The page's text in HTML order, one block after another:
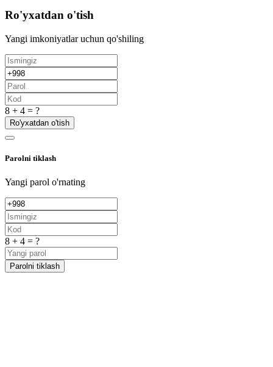
Ro'yxatdan o'tish
Yangi imkoniyatlar uchun qo'shiling
8 + 4 = ?
Ro'yxatdan o'tish
Parolni tiklash
Yangi parol o'rnating
8 + 4 = ?
Parolni tiklash